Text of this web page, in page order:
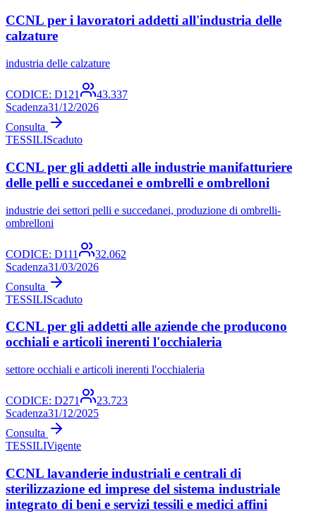
CCNL per i lavoratori addetti all'industria delle
calzature
industria delle calzature
CODICE: D121
43.337
Scadenza31/12/2026
Consulta
TESSILIScaduto
CCNL per gli addetti alle industrie manifatturiere
delle pelli e succedanei e ombrelli e ombrelloni
industrie dei settori pelli e succedanei, produzione di ombrelli-
ombrelloni
CODICE: D111
32.062
Scadenza31/03/2026
Consulta
TESSILIScaduto
CCNL per gli addetti alle aziende che producono
occhiali e articoli inerenti l'occhialeria
settore occhiali e articoli inerenti l'occhialeria
CODICE: D271
23.723
Scadenza31/12/2025
Consulta
TESSILIVigente
CCNL lavanderie industriali e centrali di
sterilizzazione ed imprese del sistema industriale
integrato di beni e servizi tessili e medici affini